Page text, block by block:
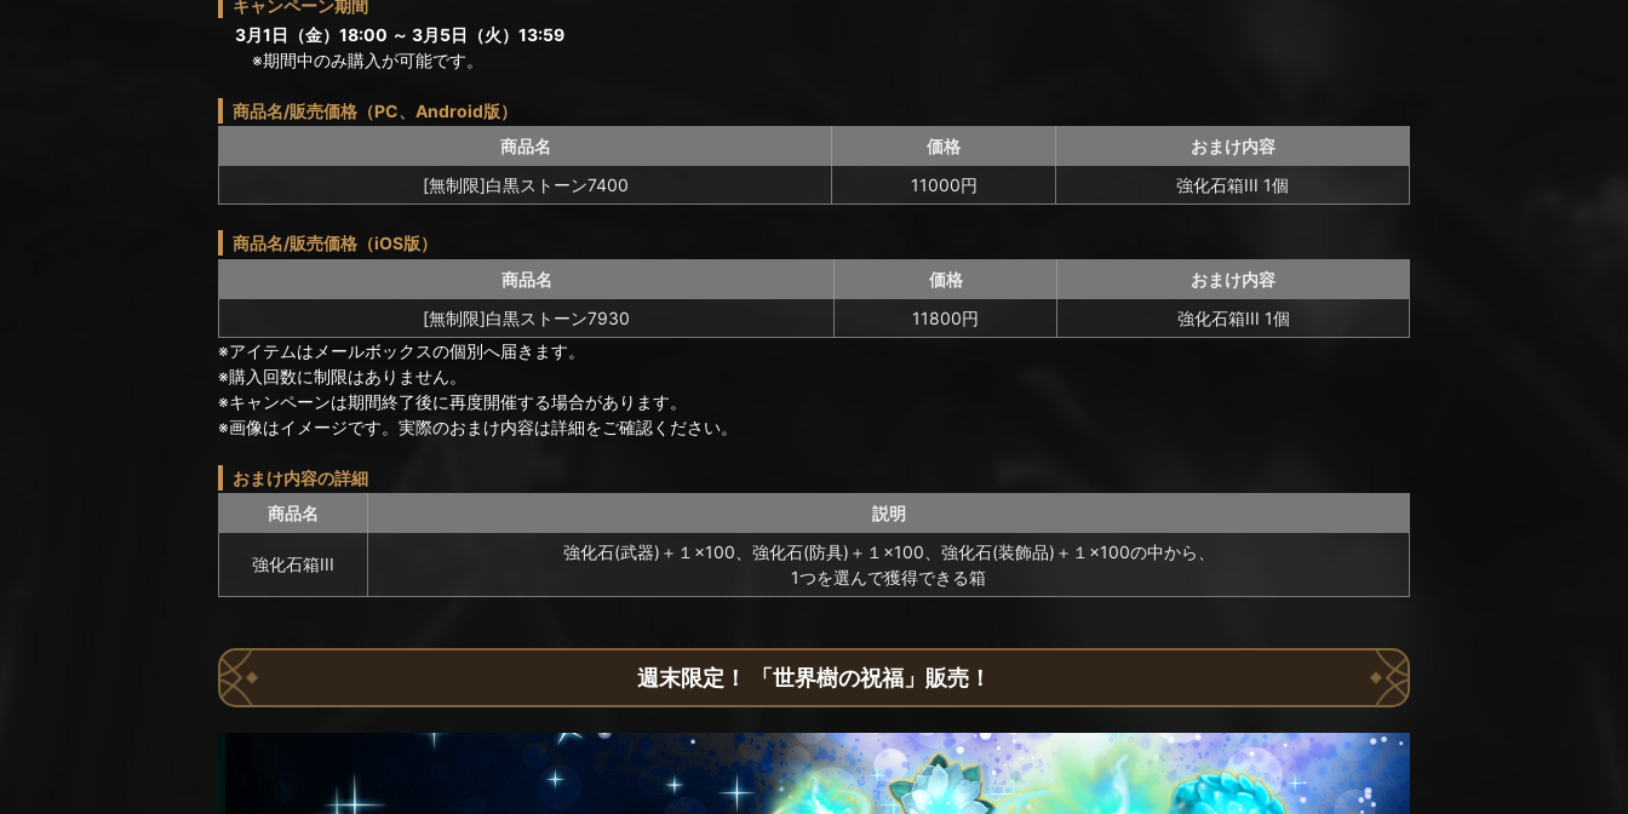
キャンペーン期間
3月1日（金）18:00 ～ 3月5日（火）13:59
※期間中のみ購入が可能です。
商品名/販売価格（PC、Android版）
商品名
価格
おまけ内容
[無制限]白黒ストーン7400
11000円 強化石箱III 1個
商品名/販売価格（iOS版）
商品名
価格
おまけ内容
[無制限]白黒ストーン7930
11800円
強化石箱III 1個
※アイテムはメールボックスの個別へ届きます。
※購入回数に制限はありません。
※キャンペーンは期間終了後に再度開催する場合があります。
※画像はイメージです。実際のおまけ内容は詳細をご確認ください。
おまけ内容の詳細
商品名
説明
強化石箱III
強化石(武器)＋１×100、強化石(防具)＋１×100、強化石(装飾品)＋１×100の中から、
1つを選んで獲得できる箱
週末限定！ 「世界樹の祝福」販売！